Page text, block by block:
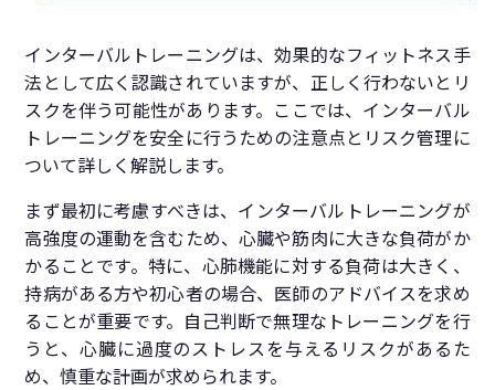
インターバルトレーニングは、効果的なフィットネス手
法として広く認識されていますが、正しく行わないとリ
スクを伴う可能性があります。ここでは、インターバル
トレーニングを安全に行うための注意点とリスク管理に
ついて詳しく解説します。
まず最初に考慮すべきは、インターバルトレーニングが
高強度の運動を含むため、心臓や筋肉に大きな負荷がか
かることです。特に、心肺機能に対する負荷は大きく、
持病がある方や初心者の場合、医師のアドバイスを求め
ることが重要です。自己判断で無理なトレーニングを行
うと、心臓に過度のストレスを与えるリスクがあるた
め、慎重な計画が求められます。